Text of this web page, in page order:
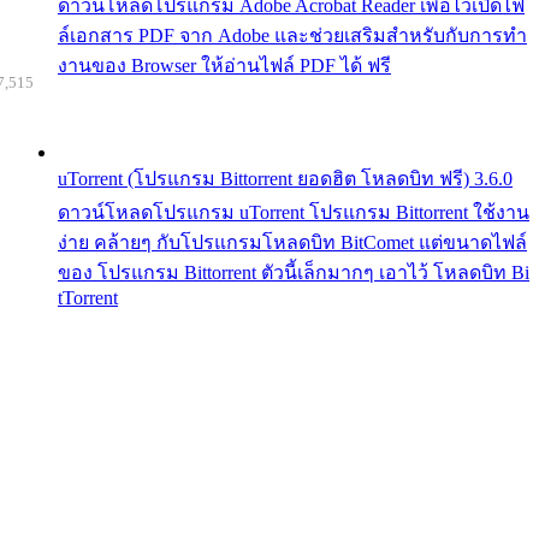
ดาวน์โหลดโปรแกรม Adobe Acrobat Reader เพื่อไว้เปิดไฟ
ล์เอกสาร PDF จาก Adobe และช่วยเสริมสำหรับกับการทำ
งานของ Browser ให้อ่านไฟล์ PDF ได้ ฟรี
uTorrent (โปรแกรม Bittorrent ยอดฮิต โหลดบิท ฟรี) 3.6.0
ดาวน์โหลดโปรแกรม uTorrent โปรแกรม Bittorrent ใช้งาน
ง่าย คล้ายๆ กับโปรแกรมโหลดบิท BitComet แต่ขนาดไฟล์
ของ โปรแกรม Bittorrent ตัวนี้เล็กมากๆ เอาไว้ โหลดบิท Bi
tTorrent